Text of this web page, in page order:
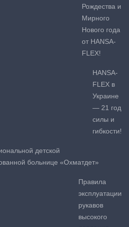
Рождества и
Мирного
Нового года
от HANSA-
FLEX!
HANSA-
FLEX в
Украине
— 21 год
силы и
гибкости!
детской
больнице «Охматдет»
Правила
эксплуатации
рукавов
высокого